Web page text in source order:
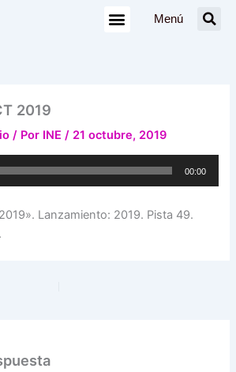
Menú
2019
/ Por INE/ 21 octubre, 2019
00:00
Lanzamiento: 2019. Pista 49.